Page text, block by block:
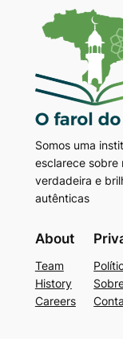
Somos uma
esclarece sobre
verdadeira e
autênticas
About
Team
History
Careers